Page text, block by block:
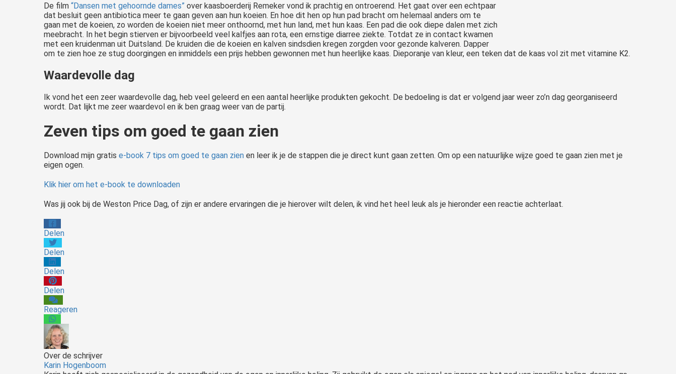
De film “Dansen met gehoornde dames” over kaasboerderij Remeker vond ik prachtig en ontroerend. Het gaat over een echtpaar
dat besluit geen antibiotica meer te gaan geven aan hun koeien. En hoe dit hen op hun pad bracht om helemaal anders om te
gaan met de koeien, zo worden de koeien niet meer onthoornd, met hun land, met hun kaas. Een pad die ook diepe dalen met zich
meebracht. In het begin stierven er bijvoorbeeld veel kalfjes aan rota, een ernstige diarree ziekte. Totdat ze in contact kwamen
met een kruidenman uit Duitsland. De kruiden die de koeien en kalven sindsdien kregen zorgden voor gezonde kalveren. Dapper
om te zien hoe ze stug doorgingen en inmiddels een prijs hebben gewonnen met hun heerlijke kaas. Dieporanje van kleur, een teken dat de kaas vol zit met vitamine K2.
Waardevolle dag
Ik vond het een zeer waardevolle dag, heb veel geleerd en een aantal heerlijke produkten gekocht. De bedoeling is dat er volgend jaar weer zo’n dag georganiseerd
wordt. Dat lijkt me zeer waardevol en ik ben graag weer van de partij.
Zeven tips om goed te gaan zien
Download mijn gratis e-book 7 tips om goed te gaan zien en leer ik je de stappen die je direct kunt gaan zetten. Om op een natuurlijke wijze goed te gaan zien met je
eigen ogen.
Klik hier om het e-book te downloaden
Was jij ook bij de Weston Price Dag, of zijn er andere ervaringen die je hierover wilt delen, ik vind het heel leuk als je hieronder een reactie achterlaat.
Delen
Delen
Delen
Delen
Reageren
Over de schrijver
Karin Hogenboom